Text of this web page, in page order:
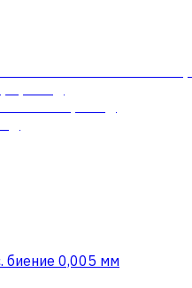
биение 0,005 мм